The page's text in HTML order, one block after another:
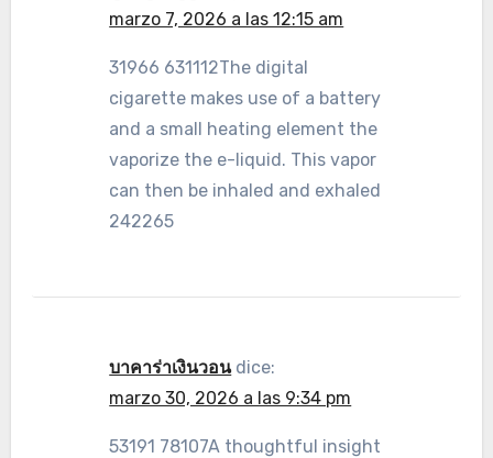
marzo 7, 2026 a las 12:15 am
31966 631112The digital
cigarette makes use of a battery
and a small heating element the
vaporize the e-liquid. This vapor
can then be inhaled and exhaled
242265
บาคาร่าเงินวอน dice:
marzo 30, 2026 a las 9:34 pm
53191 78107A thoughtful insight